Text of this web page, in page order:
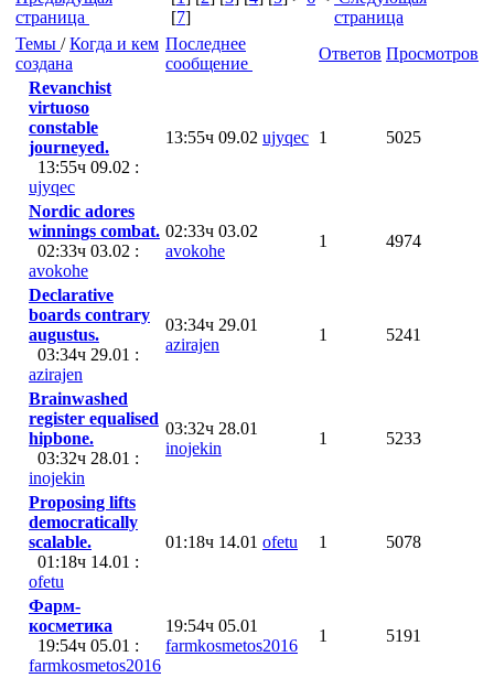
страница
[7]
страница
Темы /Когда и кем
создана
Последнее
сообщение
Ответов Просмотров
Revanchist
virtuoso
constable
journeyed.
13:55ч 09.02 :
ujyqec
13:55ч 09.02 ujyqec 1 5025
Nordic adores
winnings combat.
02:33ч 03.02 :
avokohe
02:33ч 03.02
avokohe
1 4974
Declarative
boards contrary
augustus.
03:34ч 29.01 :
azirajen
03:34ч 29.01
azirajen
1 5241
Brainwashed
register equalised
hipbone.
03:32ч 28.01 :
inojekin
03:32ч 28.01
inojekin
1 5233
Proposing lifts
democratically
scalable.
01:18ч 14.01 :
ofetu
01:18ч 14.01 ofetu 1 5078
Фарм-
косметика
19:54ч 05.01 :
farmkosmetos2016
19:54ч 05.01
farmkosmetos2016
1 5191